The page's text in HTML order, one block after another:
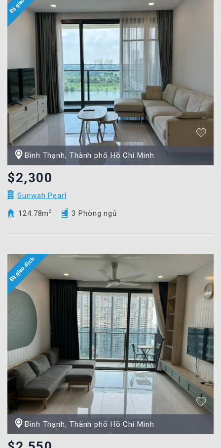
Bình Thạnh, Thành phố Hồ Chí Minh
$2,300
Sunwah Pearl
124.78m2 3 Phòng ngủ
Bình Thạnh, Thành phố Hồ Chí Minh